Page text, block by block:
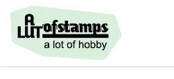
Overslaan naar inhoud